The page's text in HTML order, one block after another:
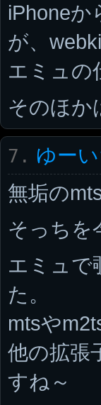
iPhoneか
が、
エミュの
そのほか
7. ゆー
無垢の
そっちを
エミュで
た。
mtsや
他の拡張
すね～